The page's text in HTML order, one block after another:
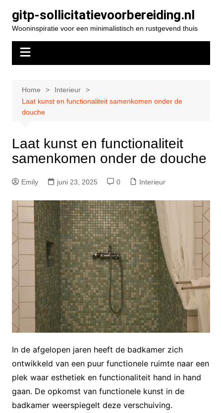
naar
inhoud
gitp-sollicitatievoorbereiding.nl
Wooninspiratie voor een minimalistisch en rustgevend thuis
Home
Interieur
Laat kunst en functionaliteit samenkomen onder de
douche
Laat kunst en functionaliteit
samenkomen onder de douche
Emily juni 23, 2025 0 Interieur
In de afgelopen jaren heeft de badkamer zich
ontwikkeld van een puur functionele ruimte naar een
plek waar esthetiek en functionaliteit hand in hand
gaan. De opkomst van functionele kunst in de
badkamer weerspiegelt deze verschuiving.